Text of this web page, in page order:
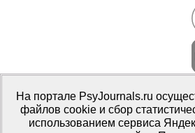
Портал психологических изданий
Правила использования материалов
Свидетельство регистрации СМИЭл №
На портале PsyJournals.ru
файлов cookie и сбор
использованием сервиса